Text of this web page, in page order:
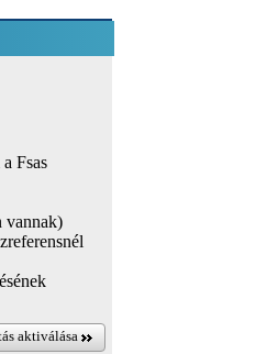
Fsas
vannak)
aktiválása